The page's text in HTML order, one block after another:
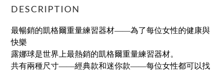
DESCRIPTION
最暢銷的凱格爾重量練習器材——為了每位女性的健康與
快樂
露娜球是世界上最熱銷的凱格爾重量練習器材。
共有兩種尺寸——經典款和迷你款——每位女性都可以找